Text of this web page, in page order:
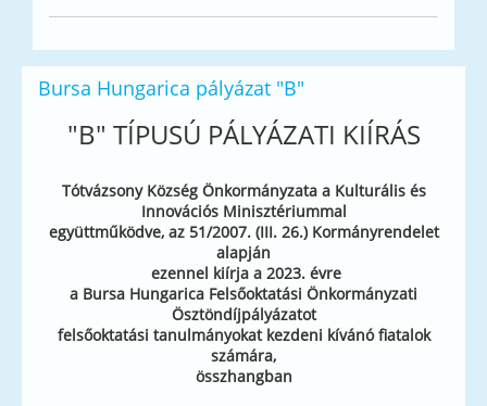
Bursa Hungarica pályázat "B"
"B" TÍPUSÚ PÁLYÁZATI KIÍRÁS
Tótvázsony Község Önkormányzata a Kulturális és
Innovációs Minisztériummal
együttműködve, az 51/2007. (III. 26.) Kormányrendelet
alapján
ezennel kiírja a 2023. évre
a Bursa Hungarica Felsőoktatási Önkormányzati
Ösztöndíjpályázatot
felsőoktatási tanulmányokat kezdeni kívánó fiatalok
számára,
összhangban